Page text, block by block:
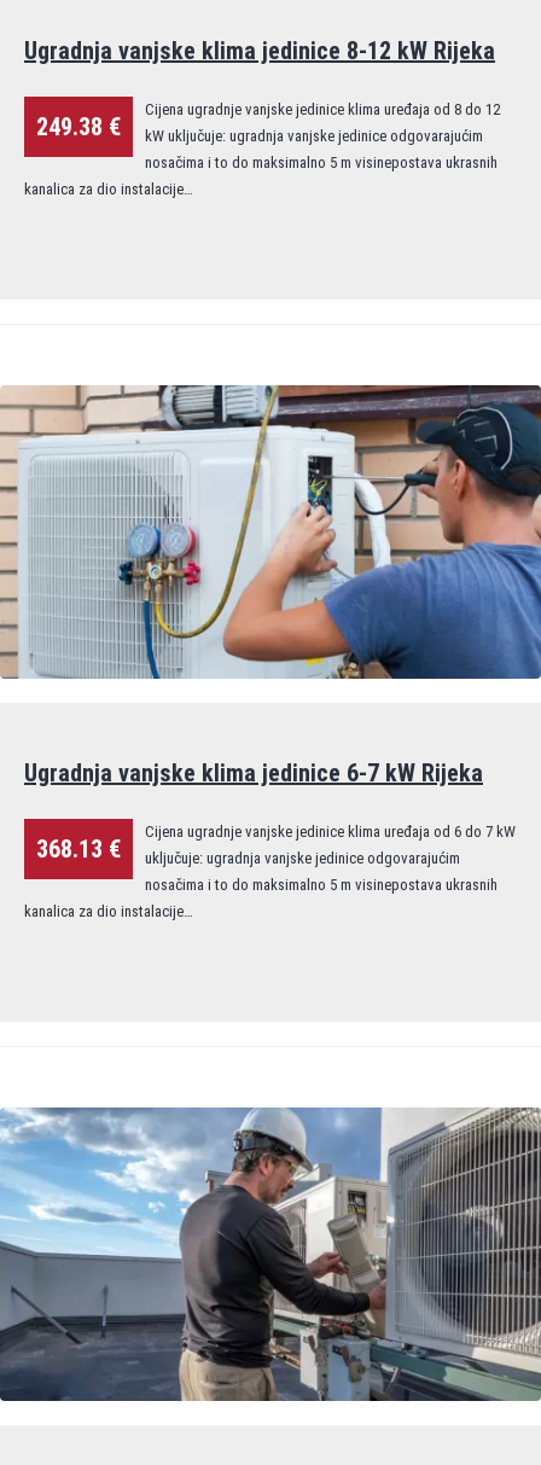
Ugradnja vanjske klima jedinice 8-12 kW Rijeka
249.38 €
Cijena ugradnje vanjske jedinice klima uređaja od 8 do 12
kW uključuje: ugradnja vanjske jedinice odgovarajućim
nosačima i to do maksimalno 5 m visinepostava ukrasnih
kanalica za dio instalacije…
Ugradnja vanjske klima jedinice 6-7 kW Rijeka
368.13 €
Cijena ugradnje vanjske jedinice klima uređaja od 6 do 7 kW
uključuje: ugradnja vanjske jedinice odgovarajućim
nosačima i to do maksimalno 5 m visinepostava ukrasnih
kanalica za dio instalacije…